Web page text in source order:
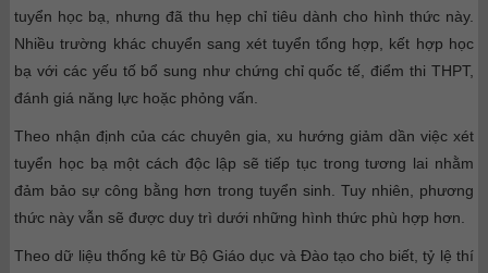
tuyển học bạ, nhưng đã thu hẹp chỉ tiêu dành cho hình thức này.
Nhiều trường khác chuyển sang xét tuyển tổng hợp, kết hợp học
bạ với các yếu tố bổ sung như chứng chỉ quốc tế, điểm thi THPT,
đánh giá năng lực hoặc phỏng vấn.
Theo nhận định của các chuyên gia, xu hướng giảm dần việc xét
tuyển học bạ một cách độc lập sẽ tiếp tục trong tương lai nhằm
đảm bảo sự công bằng hơn trong tuyển sinh. Tuy nhiên, phương
thức này vẫn sẽ được duy trì dưới những hình thức phù hợp hơn.
Theo dữ liệu thống kê từ Bộ Giáo dục và Đào tạo cho biết, tỷ lệ thí